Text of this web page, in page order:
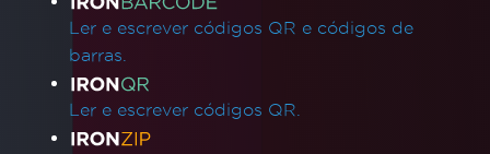
Ler e escrever códigos QR e códigos de
barras.
Ler e escrever códigos QR.